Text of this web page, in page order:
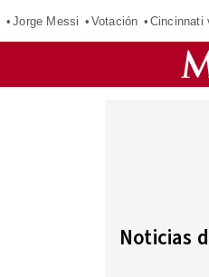
Jorge Messi Votación Cincinnati
Noticias